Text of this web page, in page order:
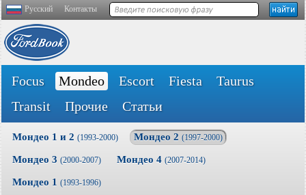
Русский Контакты
Focus Mondeo Escort Fiesta
Taurus
Transit
Прочие Статьи
Мондео 1 и 2 (1993-2000) Мондео 2 (1997-2000)
Мондео 3 (2000-2007) Мондео 4 (2007-2014)
Мондео 1 (1993-1996)